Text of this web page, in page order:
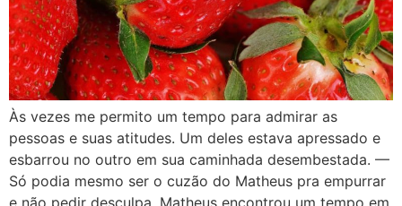
Às vezes me permito um tempo para admirar as
pessoas e suas atitudes. Um deles estava apressado e
esbarrou no outro em sua caminhada desembestada. —
Só podia mesmo ser o cuzão do Matheus pra empurrar
e não pedir desculpa. Matheus encontrou um tempo em